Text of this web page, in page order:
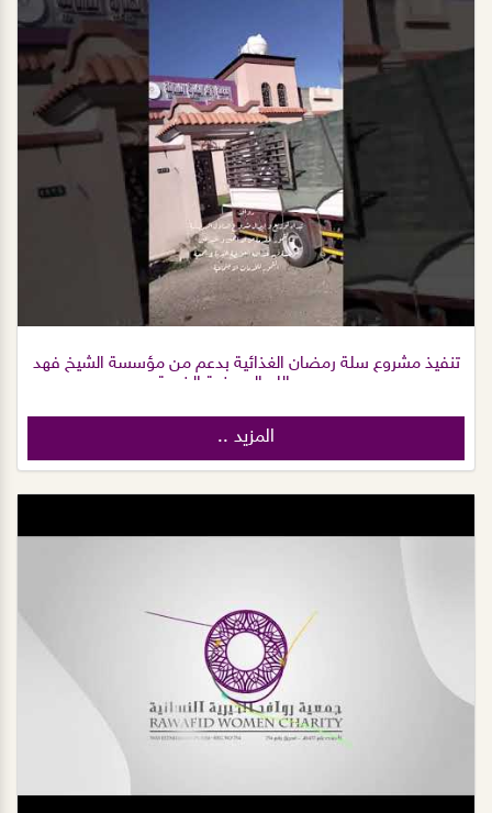
تنفيذ مشروع سلة رمضان الغذائية بدعم من مؤسسة الشيخ فهد
بن عبدالله العويضة الخيرية
المزيد ..